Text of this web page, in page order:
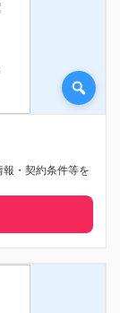
・契約条件等を